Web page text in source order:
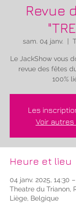
Revue
sam. 04 janv.
Le JackShow vous
revue des fêtes
100%
Les
Voir
Heure et lieu
04 janv. 2025, 14:30
Theatre du Trianon,
Liège, Belgique